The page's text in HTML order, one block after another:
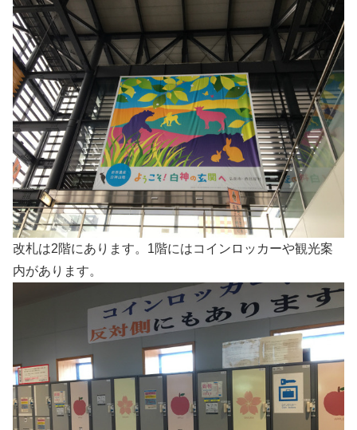
改札は2階にあります。1階にはコインロッカーや観光案
内があります。